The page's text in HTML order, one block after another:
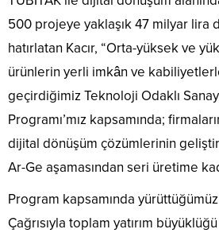
500 projeye yaklaşık 47 milyar lira
hatırlatan Kacır, “Orta-yüksek ve
ürünlerin yerli imkân ve
geçirdiğimiz Teknoloji Odaklı
Programı’mız kapsamında;
dijital dönüşüm çözümlerinin
Ar-Ge aşamasından seri üretime
Program kapsamında
Çağrısıyla toplam yatırım